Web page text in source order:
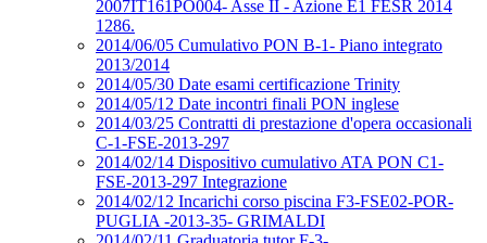
2007IT161PO004- Asse II - Azione E1 FESR 2014
1286.
2014/06/05 Cumulativo PON B-1- Piano integrato
2013/2014
2014/05/30 Date esami certificazione Trinity
2014/05/12 Date incontri finali PON inglese
2014/03/25 Contratti di prestazione d'opera occasionali
C-1-FSE-2013-297
2014/02/14 Dispositivo cumulativo ATA PON C1-
FSE-2013-297 Integrazione
2014/02/12 Incarichi corso piscina F3-FSE02-POR-
PUGLIA -2013-35- GRIMALDI